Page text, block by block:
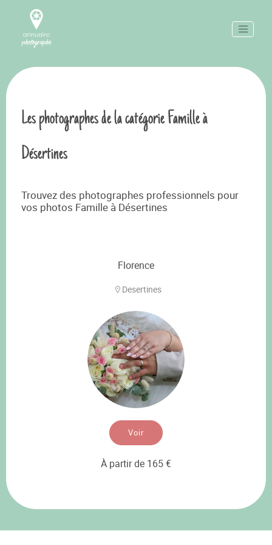
Les photographes de la catégorie Famille à
Désertines
Trouvez des photographes professionnels pour
vos photos Famille à Désertines
Florence
Desertines
Voir
À partir de 165 €